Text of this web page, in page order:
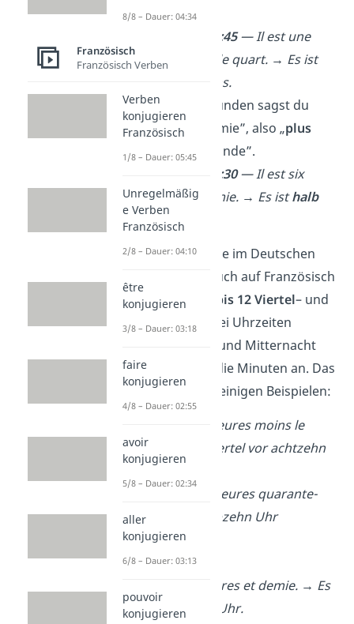
aus.
12:45— Il est une
heure
le quart. → Es ist
eins.
Bei halben Stunden sagst du
immer „
demie”, also „plus
eine halbe Stunde”.
06:30— Il est six
heuresetdemie. → Es isthalb
sieben.
Aber Achtung!
Wie im Deutschen
verwendest du auch auf Französisch
nur bei Stunden
bis 12 Viertel– und
halbe Stunden
. Bei Uhrzeiten
zwischen 12 Uhr und Mitternacht
gibst du einfach die Minuten an. Das
siehst du hier an einigen Beispielen:
❌ Il est dix-huit heures moins le
quart. → Es ist Viertel vor achtzehn
Uhr.
✅ Il est dix-sept heures quarante-
cinq. → Es ist siebzehn Uhr
fünfundvierzig.
❌ Il est treize heures et demie. → Es
ist halb vierzehn Uhr.
8/8 – Dauer: 04:34
Französisch
Französisch Verben
Verben
konjugieren
Französisch
1/8 – Dauer: 05:45
Unregelmäßig
e Verben
Französisch
2/8 – Dauer: 04:10
être
konjugieren
3/8 – Dauer: 03:18
faire
konjugieren
4/8 – Dauer: 02:55
avoir
konjugieren
5/8 – Dauer: 02:34
aller
konjugieren
6/8 – Dauer: 03:13
pouvoir
konjugieren